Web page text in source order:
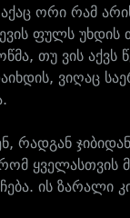
აქაც ორი რამ
ფულს
თუ ვის აქვს
ვიღაც
რადგან
ყველასთვის
ის ზარალი